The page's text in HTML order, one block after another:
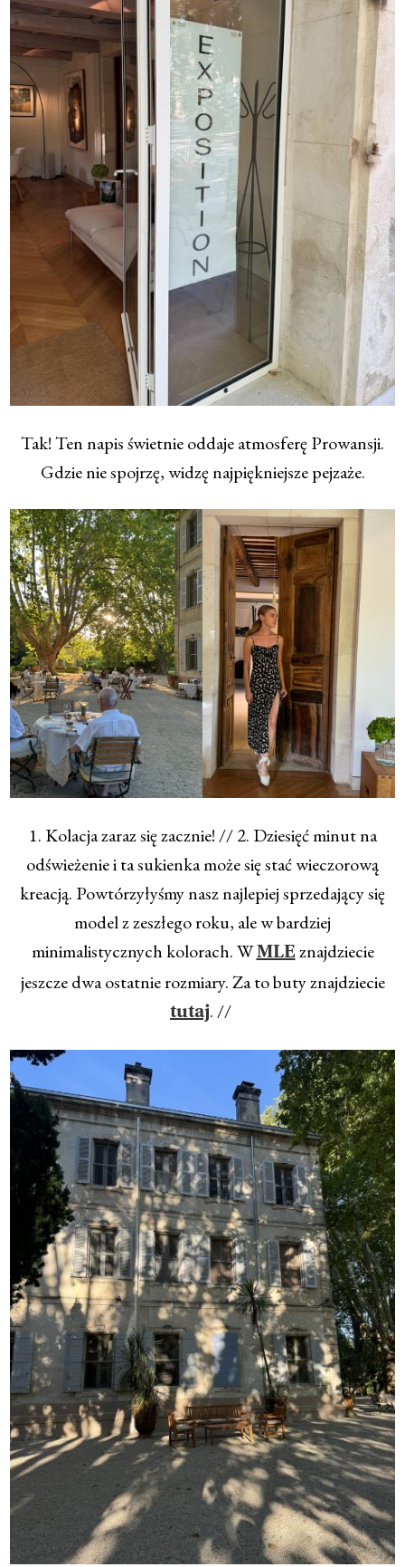
Tak! Ten napis świetnie oddaje atmosferę Prowansji.
Gdzie nie spojrzę, widzę najpiękniejsze pejzaże.
1. Kolacja zaraz się zacznie! // 2. Dziesięć minut na
odświeżenie i ta sukienka może się stać wieczorową
kreacją. Powtórzyłyśmy nasz najlepiej sprzedający się
model z zeszłego roku, ale w bardziej
minimalistycznych kolorach. WMLE znajdziecie
jeszcze dwa ostatnie rozmiary. Za to buty znajdziecie
tutaj. //